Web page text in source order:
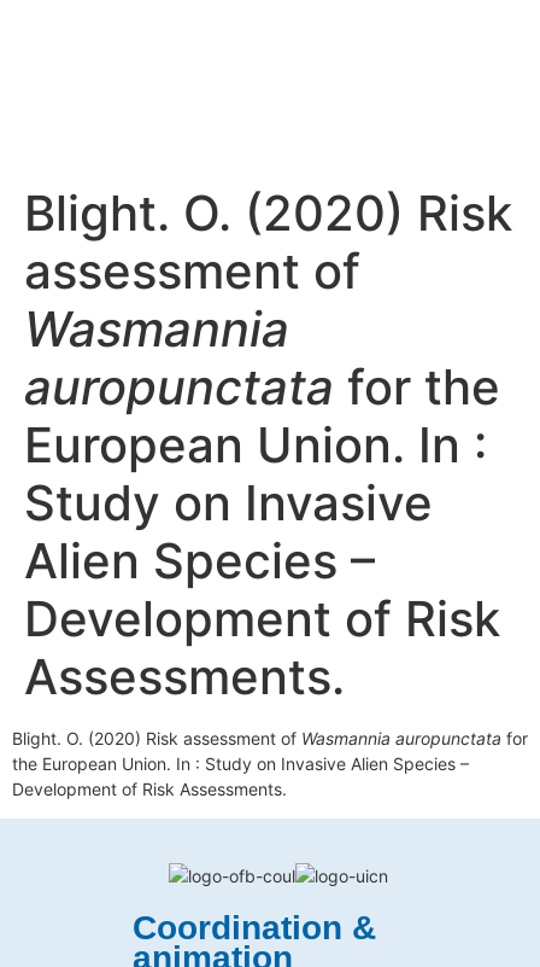
Blight. O. (2020) Risk
assessment of
Wasmannia
auropunctata for the
European Union. In :
Study on Invasive
Alien Species –
Development of Risk
Assessments.
Blight. O. (2020) Risk assessment of Wasmannia auropunctata for
the European Union. In : Study on Invasive Alien Species –
Development of Risk Assessments.
Coordination &
animation